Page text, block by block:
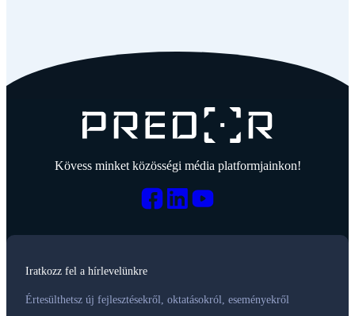
Kövess minket közösségi média platformjainkon!
Iratkozz fel a hírlevelünkre
Értesülthetsz új fejlesztésekről, oktatásokról, eseményekről